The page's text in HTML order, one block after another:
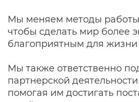
Мы меняем методы работы
чтобы сделать мир более
благоприятным для
Мы также ответственно
партнерской
помогая им достигать